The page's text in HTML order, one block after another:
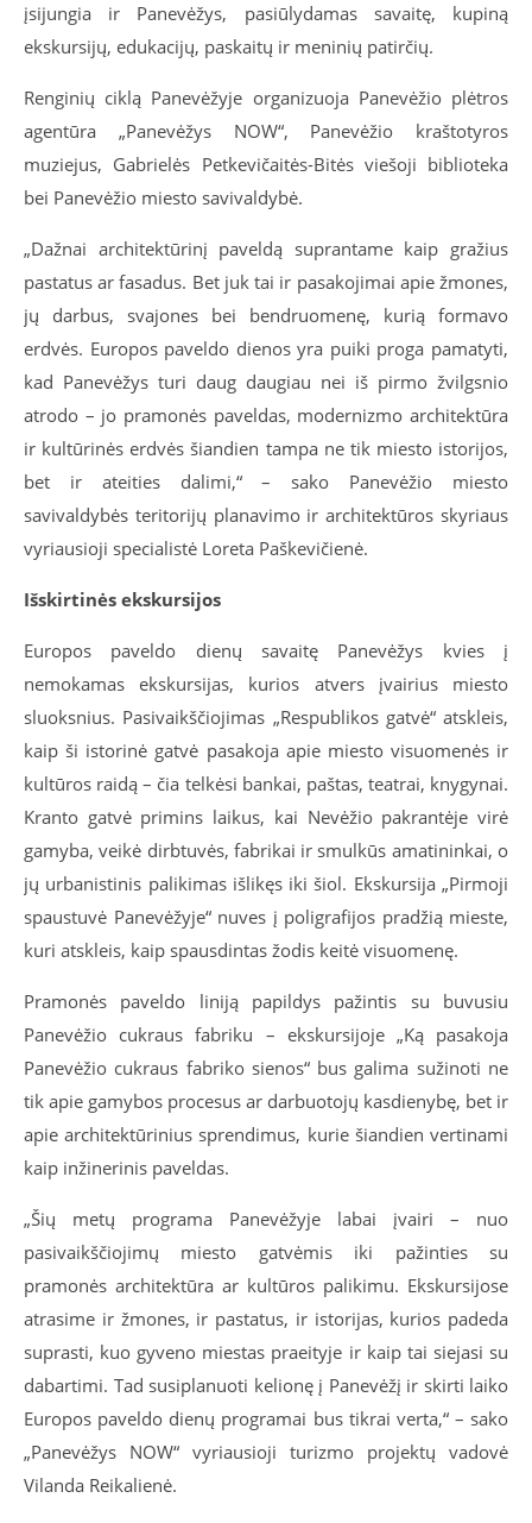
įsijungia ir Panevėžys, pasiūlydamas savaitę, kupiną
ekskursijų, edukacijų, paskaitų ir meninių patirčių.
Renginių ciklą Panevėžyje organizuoja Panevėžio plėtros
agentūra „Panevėžys NOW“, Panevėžio kraštotyros
muziejus, Gabrielės Petkevičaitės-Bitės viešoji biblioteka
bei Panevėžio miesto savivaldybė.
„Dažnai architektūrinį paveldą suprantame kaip gražius
pastatus ar fasadus. Bet juk tai ir pasakojimai apie žmones,
jų darbus, svajones bei bendruomenę, kurią formavo
erdvės. Europos paveldo dienos yra puiki proga pamatyti,
kad Panevėžys turi daug daugiau nei iš pirmo žvilgsnio
atrodo – jo pramonės paveldas, modernizmo architektūra
ir kultūrinės erdvės šiandien tampa ne tik miesto istorijos,
bet ir ateities dalimi,“ – sako Panevėžio miesto
savivaldybės teritorijų planavimo ir architektūros skyriaus
vyriausioji specialistė Loreta Paškevičienė.
Išskirtinės ekskursijos
Europos paveldo dienų savaitę Panevėžys kvies į
nemokamas ekskursijas, kurios atvers įvairius miesto
sluoksnius. Pasivaikščiojimas „Respublikos gatvė“ atskleis,
kaip ši istorinė gatvė pasakoja apie miesto visuomenės ir
kultūros raidą – čia telkėsi bankai, paštas, teatrai, knygynai.
Kranto gatvė primins laikus, kai Nevėžio pakrantėje virė
gamyba, veikė dirbtuvės, fabrikai ir smulkūs amatininkai, o
jų urbanistinis palikimas išlikęs iki šiol. Ekskursija „Pirmoji
spaustuvė Panevėžyje“ nuves į poligrafijos pradžią mieste,
kuri atskleis, kaip spausdintas žodis keitė visuomenę.
Pramonės paveldo liniją papildys pažintis su buvusiu
Panevėžio cukraus fabriku – ekskursijoje „Ką pasakoja
Panevėžio cukraus fabriko sienos“ bus galima sužinoti ne
tik apie gamybos procesus ar darbuotojų kasdienybę, bet ir
apie architektūrinius sprendimus, kurie šiandien vertinami
kaip inžinerinis paveldas.
„Šių metų programa Panevėžyje labai įvairi – nuo
pasivaikščiojimų miesto gatvėmis iki pažinties su
pramonės architektūra ar kultūros palikimu. Ekskursijose
atrasime ir žmones, ir pastatus, ir istorijas, kurios padeda
suprasti, kuo gyveno miestas praeityje ir kaip tai siejasi su
dabartimi. Tad susiplanuoti kelionę į Panevėžį ir skirti laiko
Europos paveldo dienų programai bus tikrai verta,“ – sako
„Panevėžys NOW“ vyriausioji turizmo projektų vadovė
Vilanda Reikalienė.